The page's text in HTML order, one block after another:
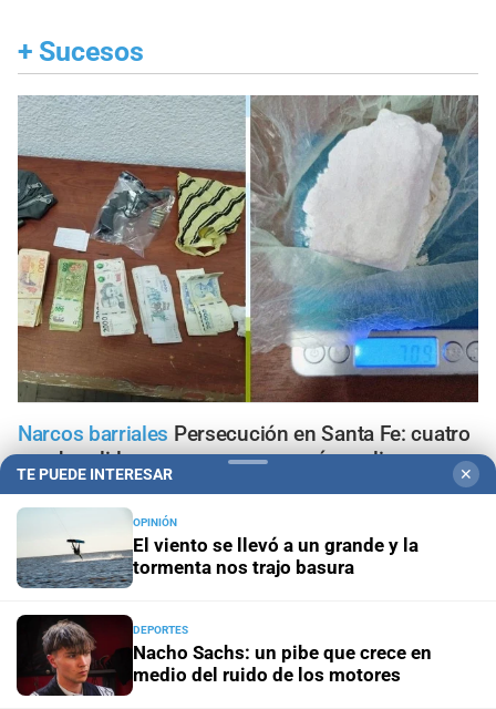
+ Sucesos
Narcos barriales Persecución en Santa Fe: cuatro
aprehendidos con un arma, cocaína y dinero
Incendio en Blas Parera: un Renault Clio quedó
destruido por las llamas
Estado por $191 millones por daños que atribuye a la
vacuna contra el Covid
TE PUEDE INTERESAR ✕
OPINIÓN
El viento se llevó a un grande y la
tormenta nos trajo basura
DEPORTES
Nacho Sachs: un pibe que crece en
medio del ruido de los motores